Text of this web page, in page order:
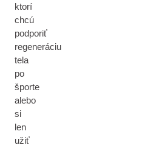
ktorí
chcú
podporiť
regeneráciu
tela
po
športe
alebo
si
len
užiť